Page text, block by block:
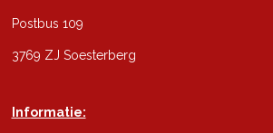
Postbus 109
3769 ZJ Soesterberg
Informatie: